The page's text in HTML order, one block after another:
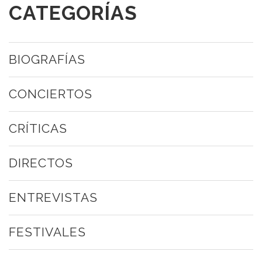
CATEGORÍAS
BIOGRAFÍAS
CONCIERTOS
CRÍTICAS
DIRECTOS
ENTREVISTAS
FESTIVALES